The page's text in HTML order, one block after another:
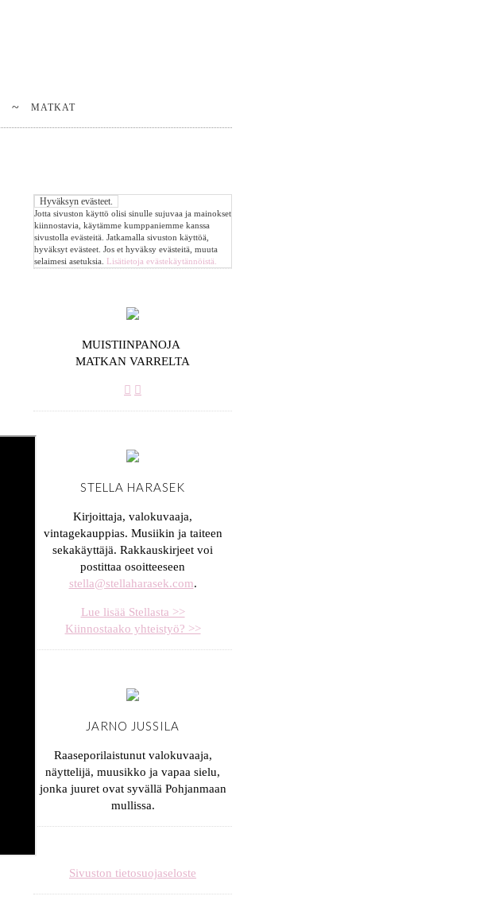
MATKAT
Jotta sivuston käyttö olisi sinulle sujuvaa ja mainokset
kiinnostavia, käytämme kumppaniemme kanssa
sivustolla evästeitä. Jatkamalla sivuston käyttöä,
hyväksyt evästeet. Jos et hyväksy evästeitä, muuta
selaimesi asetuksia. Lisätietoja evästekäytännöistä.
MUISTIINPANOJA
MATKAN VARRELTA
STELLA HARASEK
Kirjoittaja, valokuvaaja,
vintagekauppias. Musiikin ja taiteen
sekakäyttäjä. Rakkauskirjeet voi
postittaa osoitteeseen
stella@stellaharasek.com.
Lue lisää Stellasta >>
Kiinnostaako yhteistyö? >>
JARNO JUSSILA
Raaseporilaistunut valokuvaaja,
näyttelijä, muusikko ja vapaa sielu,
jonka juuret ovat syvällä Pohjanmaan
mullissa.
Sivuston tietosuojaseloste